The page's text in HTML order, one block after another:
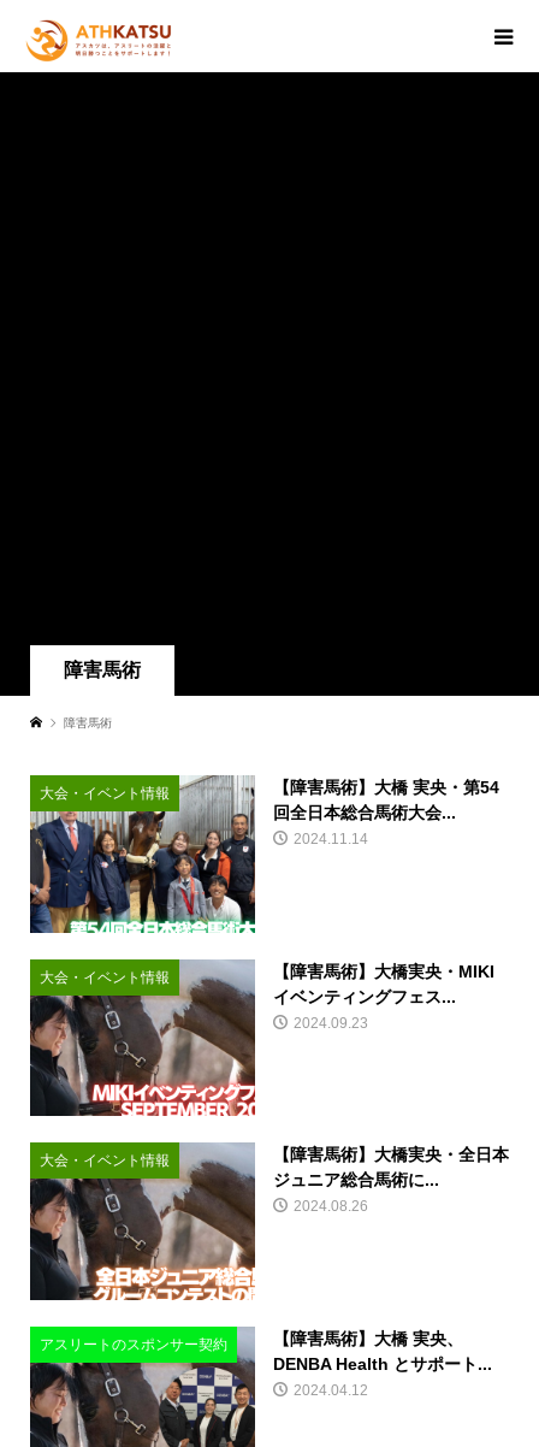
障害馬術
障害馬術
大会・イベント情報
【障害馬術】大橋 実央・第54
回全日本総合馬術大会...
2024.11.14
大会・イベント情報
【障害馬術】大橋実央・MIKI
イベンティングフェス...
2024.09.23
大会・イベント情報
【障害馬術】大橋実央・全日本
ジュニア総合馬術に...
2024.08.26
アスリートのスポンサー契約
【障害馬術】大橋 実央、
DENBA Health とサポート...
2024.04.12